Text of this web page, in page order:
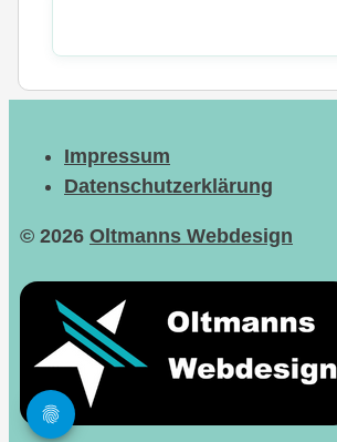
Impressum
Datenschutzerklärung
© 2026 Oltmanns Webdesign